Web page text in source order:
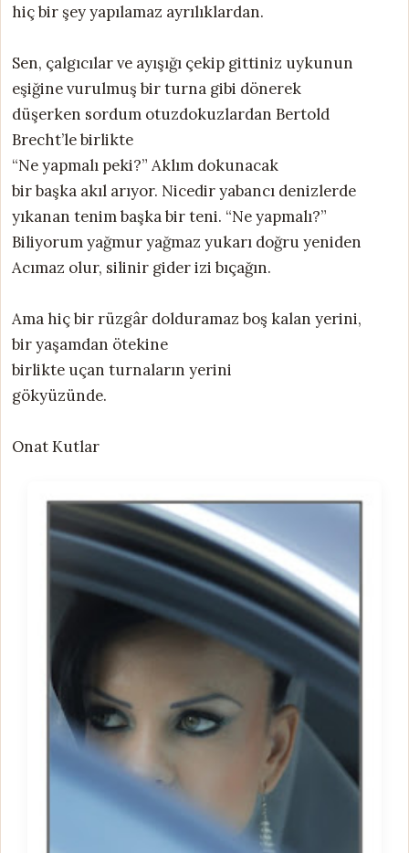
hiç bir şey yapılamaz ayrılıklardan.
Sen, çalgıcılar ve ayışığı çekip gittiniz uykunun
eşiğine vurulmuş bir turna gibi dönerek
düşerken sordum otuzdokuzlardan Bertold
Brecht’le birlikte
“Ne yapmalı peki?” Aklım dokunacak
bir başka akıl arıyor. Nicedir yabancı denizlerde
yıkanan tenim başka bir teni. “Ne yapmalı?”
Biliyorum yağmur yağmaz yukarı doğru yeniden
Acımaz olur, silinir gider izi bıçağın.
Ama hiç bir rüzgâr dolduramaz boş kalan yerini,
bir yaşamdan ötekine
birlikte uçan turnaların yerini
gökyüzünde.
Onat Kutlar